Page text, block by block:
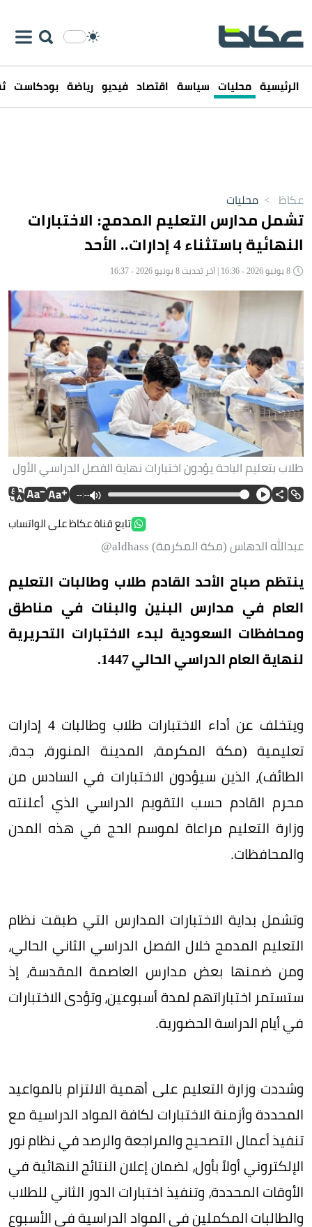
الرئيسية محليات سياسة اقتصاد فيديو رياضة بودكاست
عكاظ > محليات
تشمل مدارس التعليم المدمج: الاختبارات
النهائية باستثناء 4 إدارات.. الأحد
طلاب بتعليم الباحة يؤدون اختبارات نهاية الفصل الدراسي الأول
--:--
تابع قناة عكاظ على الواتساب
عبدالله الدهاس (مكة المكرمة) aldhass@
ينتظم صباح الأحد القادم طلاب وطالبات التعليم
العام في مدارس البنين والبنات في مناطق
ومحافظات السعودية لبدء الاختبارات التحريرية
لنهاية العام الدراسي الحالي 1447.
ويتخلف عن أداء الاختبارات طلاب وطالبات 4 إدارات
تعليمية (مكة المكرمة، المدينة المنورة، جدة،
الطائف)، الذين سيؤدون الاختبارات في السادس من
محرم القادم حسب التقويم الدراسي الذي أعلنته
وزارة التعليم مراعاة لموسم الحج في هذه المدن
والمحافظات.
وتشمل بداية الاختبارات المدارس التي طبقت نظام
التعليم المدمج خلال الفصل الدراسي الثاني الحالي،
ومن ضمنها بعض مدارس العاصمة المقدسة، إذ
ستستمر اختباراتهم لمدة أسبوعين، وتؤدى الاختبارات
في أيام الدراسة الحضورية.
وشددت وزارة التعليم على أهمية الالتزام بالمواعيد
المحددة وأزمنة الاختبارات لكافة المواد الدراسية مع
تنفيذ أعمال التصحيح والمراجعة والرصد في نظام نور
الإلكتروني أولاً بأول، لضمان إعلان النتائج النهائية في
الأوقات المحددة، وتنفيذ اختبارات الدور الثاني للطلاب
والطالبات المكملين في المواد الدراسية في الأسبوع